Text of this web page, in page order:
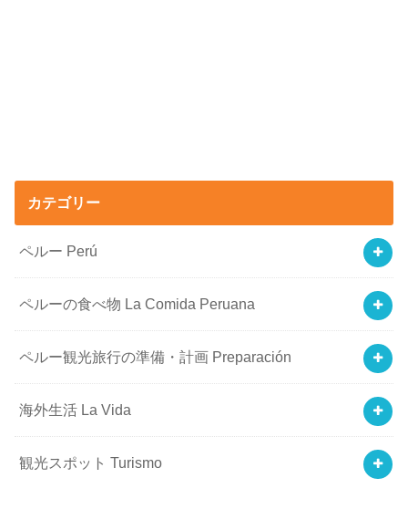
カテゴリー
ペルー Perú
ペルーの食べ物 La Comida Peruana
ペルー観光旅行の準備・計画 Preparación
海外生活 La Vida
観光スポット Turismo